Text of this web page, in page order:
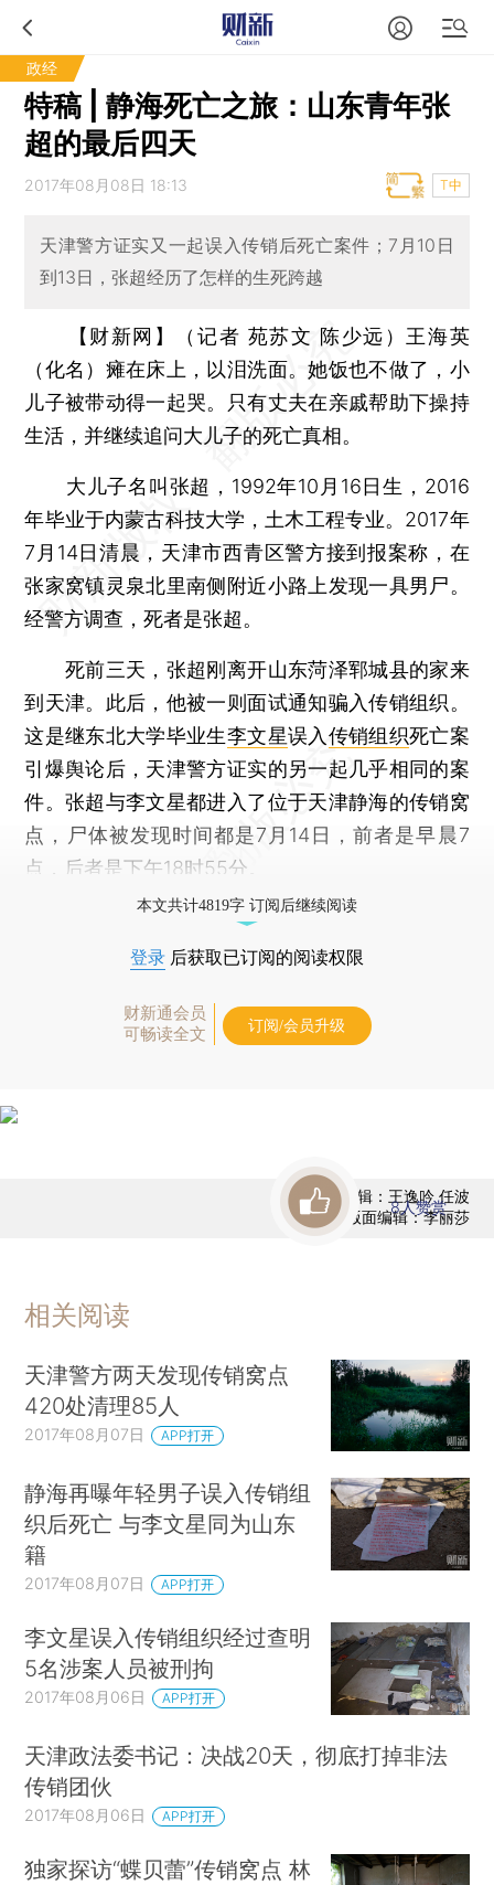
政经
特稿 | 静海死亡之旅：山东青年张
超的最后四天
2017年08月08日 18:13 T中
天津警方证实又一起误入传销后死亡案件；7月10日
到13日，张超经历了怎样的生死跨越
【财新网】（记者 苑苏文 陈少远） 王海英
（化名）瘫在床上，以泪洗面。她饭也不做了，小
儿子被带动得一起哭。只有丈夫在亲戚帮助下操持
生活，并继续追问大儿子的死亡真相。
大儿子名叫张超，1992年10月16日生，2016
年毕业于内蒙古科技大学，土木工程专业。2017年
7月14日清晨，天津市西青区警方接到报案称，在
张家窝镇灵泉北里南侧附近小路上发现一具男尸。
经警方调查，死者是张超。
死前三天，张超刚离开山东菏泽郓城县的家来
到天津。此后，他被一则面试通知骗入传销组织。
这是继东北大学毕业生李文星误入 传销组织死亡案
引爆舆论后，天津警方证实的另一起几乎相同的案
件。张超与李文星都进入了位于天津静海的传销窝
点，尸体被发现时间都是7月14日，前者是早晨7
点，后者是下午18时55分。
本文共计4819字 订阅后继续阅读
登录 后获取已订阅的阅读权限
财新通会员
可畅读全文
订阅/会员升级
责任编辑：王逸吟 任波
版面编辑：李丽莎
8人赞赏
相关阅读
天津警方两天发现传销窝点
420处清理85人
2017年08月07日 APP打开
静海再曝年轻男子误入传销组
织后死亡 与李文星同为山东
籍
2017年08月07日 APP打开
李文星误入传销组织经过查明
5名涉案人员被刑拘
2017年08月06日 APP打开
天津政法委书记：决战20天，彻底打掉非法
传销团伙
2017年08月06日 APP打开
独家探访“蝶贝蕾”传销窝点 林